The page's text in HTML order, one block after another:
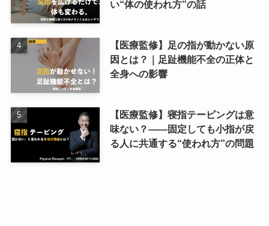
い“体の使われ方”の話
【医療監修】足の指が動かない原
因とは？｜足趾機能不全の正体と
全身への影響
【医療監修】寝指テーピングは意
味ない？――固定しても小指が戻
る人に共通する“使われ方”の問題